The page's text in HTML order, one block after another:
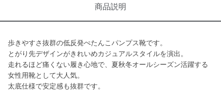
商品説明
歩きやすさ抜群の低反発ぺたんこパンプス靴です。
とがり先デザインがきれいめカジュアルスタイルを演出。
走れるほど痛くない履き心地で、夏秋冬オールシーズン活躍する
女性用靴として大人気。
太底仕様で安定感も抜群です。